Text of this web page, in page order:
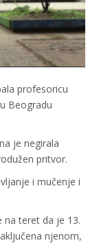
profesoricu
Beogradu
je negirala
pritvor.
i mučenje i
teret da je 13.
njenom,